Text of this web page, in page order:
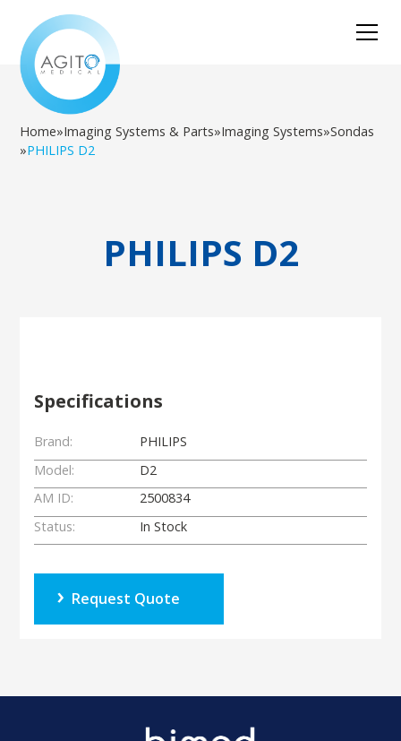
Home»Imaging Systems & Parts»Imaging Systems»Sondas
»PHILIPS D2
PHILIPS D2
Specifications
Brand:
PHILIPS
Model:
D2
AM ID:
2500834
Status:
In Stock
Request Quote